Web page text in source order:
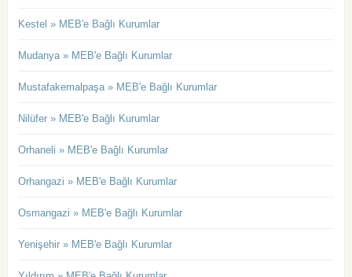
Kestel » MEB'e Bağlı Kurumlar
Mudanya » MEB'e Bağlı Kurumlar
Mustafakemalpaşa » MEB'e Bağlı Kurumlar
Nilüfer » MEB'e Bağlı Kurumlar
Orhaneli » MEB'e Bağlı Kurumlar
Orhangazi » MEB'e Bağlı Kurumlar
Osmangazi » MEB'e Bağlı Kurumlar
Yenişehir » MEB'e Bağlı Kurumlar